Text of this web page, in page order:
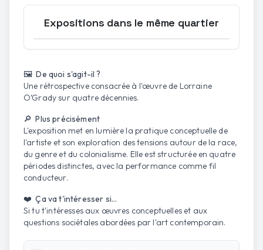
Expositions dans le même quartier
🖼️ De quoi s'agit-il ?
Une rétrospective consacrée à l'œuvre de Lorraine
O’Grady sur quatre décennies.
🔎 Plus précisément
L'exposition met en lumière la pratique conceptuelle de
l'artiste et son exploration des tensions autour de la race,
du genre et du colonialisme. Elle est structurée en quatre
périodes distinctes, avec la performance comme fil
conducteur.
❤️ Ça va t'intéresser si...
Si tu t'intéresses aux œuvres conceptuelles et aux
questions sociétales abordées par l'art contemporain.